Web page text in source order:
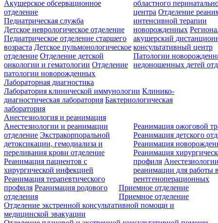
Акушерское обсервационное
отделение
областного
центра Отделение
интенсивной терапии
новорожденных
акушерский
консультативный центр
Патологии
недоношенных детей
Педиатрическая служба
Детское неврологическое отделение
Педиатрическое отделение старшего
возраста Детское пульмонологическое
отделение Отделение детской
онкологии и гематологии Отделение
патологии новорожденных
Лабораторная диагностика
Лаборатория клинической иммунологии Клинико-
диагностическая лаборатория Бактериологическая
лаборатория
Анестезиология и реанимация
Анестезиологии и реанимации
отделение Экстракорпоральной
детоксикации, гемодиализа и
переливания крови отделение
Реанимация пациентов с
хирургической инфекцией
Реанимация терапевтического
профиля Реанимация родового
отделения
Реанимация ожоговой
Реанимация детского
Реанимация
Реанимация
профиля
реанимации для работы
рентгеноперационных
Приемное отделение
Приемное отделение
Отделение экстренной консультативной помощи и
медицинской эвакуации